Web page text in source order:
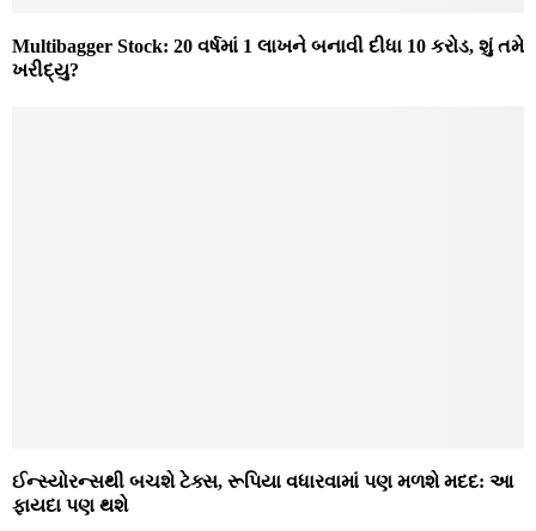
Multibagger Stock: 20 વર્ષમાં 1 લાખને બનાવી દીધા 10 કરોડ, શું તમે
ખરીદ્યુ?
ઈન્સ્યોરન્સથી બચશે ટેક્સ, રૂપિયા વધારવામાં પણ મળશે મદદ: આ
ફાયદા પણ થશે